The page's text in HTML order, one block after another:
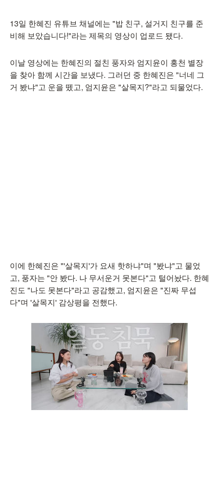
13일 한혜진 유튜브 채널에는 "밥 친구, 설거지 친구를 준
비해 보았습니다!"라는 제목의 영상이 업로드 됐다.
이날 영상에는 한혜진의 절친 풍자와 엄지윤이 홍천 별장
을 찾아 함께 시간을 보냈다. 그러던 중 한혜진은 "너네 그
거 봤냐"고 운을 뗐고, 엄지윤은 "살목지?"라고 되물었다.
이에 한혜진은 "'살목지'가 요새 핫하냐"며 "봤냐"고 물었
고, 풍자는 "안 봤다. 나 무서운거 못본다"고 털어놨다. 한혜
진도 "나도 못본다"라고 공감했고, 엄지윤은 "진짜 무섭
다"며 '살목지' 감상평을 전했다.